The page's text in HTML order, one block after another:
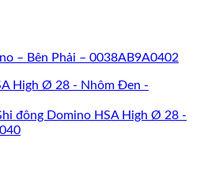
– Bên Phải – 0038AB9A0402